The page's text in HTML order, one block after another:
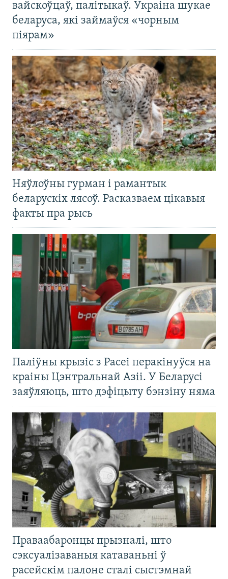
вайскоўцаў, палітыкаў. Украіна шукае
беларуса, які займаўся «чорным
піярам»
Няўлоўны гурман і рамантык
беларускіх лясоў. Расказваем цікавыя
факты пра рысь
Паліўны крызіс з Расеі перакінуўся на
краіны Цэнтральнай Азіі. У Беларусі
заяўляюць, што дэфіцыту бэнзіну няма
Праваабаронцы прызналі, што
сэксуалізаваныя катаваньні ў
расейскім палоне сталі сыстэмнай